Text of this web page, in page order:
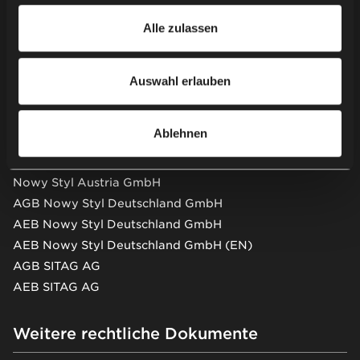
Weitere Informationen zur Verwendung von Cookies
durch uns und unsere Partner und die Verarbeitung Ihrer
personenbezogenen Daten, einschließlich Ihrer Rechte,
Alle zulassen
Auswahl erlauben
Ablehnen
Newsletter
AGB & AEB
AEB Nowy Styl GmbH
Nowy Styl Austria GmbH
AGB Nowy Styl Deutschland GmbH
AEB Nowy Styl Deutschland GmbH
AEB Nowy Styl Deutschland GmbH (EN)
AGB SITAG AG
AEB SITAG AG
Weitere rechtliche Dokumente